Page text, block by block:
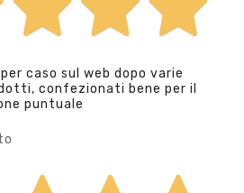
caso sul web dopo varie
confezionati bene per il
puntuale